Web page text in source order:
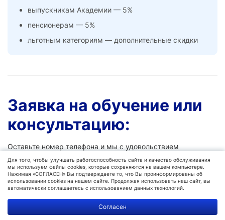
выпускникам Академии — 5%
пенсионерам — 5%
льготным категориям — дополнительные скидки
Заявка на обучение или
консультацию:
Оставьте номер телефона и мы с удовольствием
расскажем вам о нашей академии:
Войти с VK ID
Для того, чтобы улучшать работоспособность сайта и качество обслуживания
мы используем файлы cookies, которые сохраняются на вашем компьютере.
Нажимая «СОГЛАСЕН» Вы подтверждаете то, что Вы проинформированы об
использовании cookies на нашем сайте. Продолжая использовать наш сайт, вы
автоматически соглашаетесь с использованием данных технологий.
Согласен